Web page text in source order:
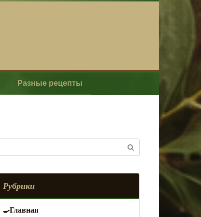
Разные рецепты
Рубрики
Главная